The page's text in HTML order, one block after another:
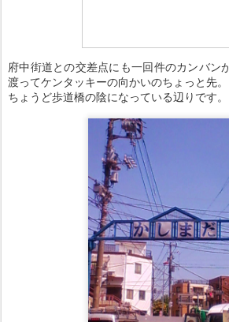
府中街道との交差点にも一回件のカンバン
渡ってケンタッキーの向かいのちょっと先。
ちょうど歩道橋の陰になっている辺りです。